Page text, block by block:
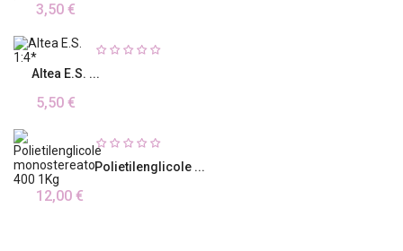
3,50 €
Altea E.S. ...
5,50 €
Polietilenglicole ...
12,00 €